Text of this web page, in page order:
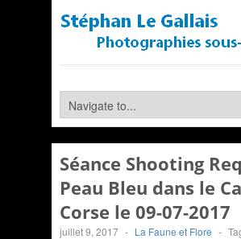
Séance Shooting
Peau Bleu dans le
Corse le 09-07-2017
juillet 9, 2017 - La Faune et Flore -